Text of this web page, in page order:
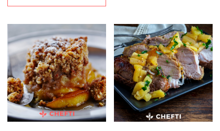
a
plusieurs
variations.
Les
options
peuvent
être
choisies
sur